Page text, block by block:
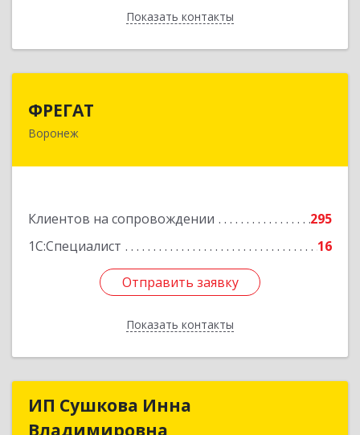
Показать контакты
Назад
ФРЕГАТ
Воронеж
Клиентов на сопровождении
295
1С:Специалист
16
Отправить заявку
Показать контакты
Отправить заявку
Назад
ИП Сушкова Инна
Владимировна
ИП Сушкова Инна